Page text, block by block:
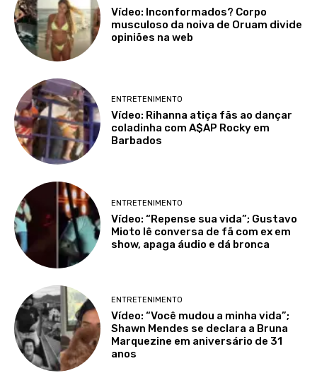
Vídeo: Inconformados? Corpo
musculoso da noiva de Oruam divide
opiniões na web
ENTRETENIMENTO
Vídeo: Rihanna atiça fãs ao dançar
coladinha com A$AP Rocky em
Barbados
ENTRETENIMENTO
Vídeo: “Repense sua vida”; Gustavo
Mioto lê conversa de fã com ex em
show, apaga áudio e dá bronca
ENTRETENIMENTO
Vídeo: “Você mudou a minha vida”;
Shawn Mendes se declara a Bruna
Marquezine em aniversário de 31
anos